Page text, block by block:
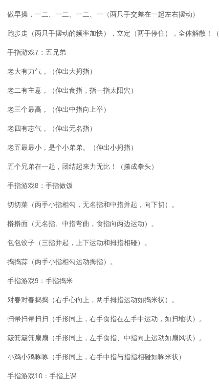
做早操，一二、一二、一二、一（两只手交差在一起左右摆动）
跑步走（两只手摆动的频率加快），立定（两手停住），全体解散！
手指游戏7：五兄弟
老大有力气，（伸出大拇指）
老二有主意，（伸出食指，指一指太阳穴）
老三个最高，（伸出中指向上举）
老四有志气，（伸出无名指）
老五最最小，是个小弟弟。（伸出小拇指）
五个兄弟在一起，团结起来力无比！（攥成拳头）
手指游戏8：手指做饭
切切菜（两手小指相勾，无名指和中指并起，向下切）。
擀擀面（无名指、中指弯曲，食指向两边运动）。
包包饺子（三指并起，上下运动和拇指相碰）。
捣捣蒜（两手小指相勾运动拇指）。
手指游戏9：手指捣米
对春对春捣捣（右手心向上，两手拇指运动如捣米状）。
扫帚扫帚扫扫（手形同上，右手食指在左手中运动，如扫地状）。
簸箕簸箕扇扇（手形同上，左手食指、中指向上运动如扇风状）。
小鸡小鸡啄啄（手形同上，右手中指与指指相碰如啄米状）
手指游戏10：手指上课